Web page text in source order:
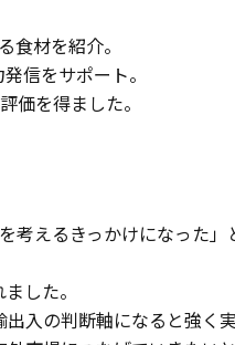
材を紹介。
信をサポート。
価を得ました。
えるきっかけになった」
した。
入の判断軸になると強く実